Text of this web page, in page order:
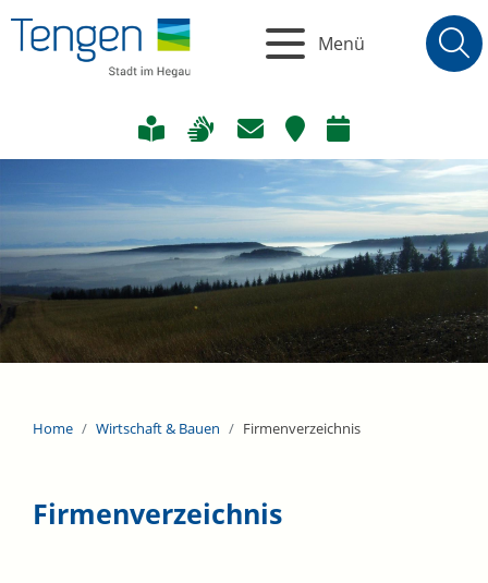
Menü
Home Wirtschaft & Bauen Firmenverzeichnis
Firmenverzeichnis